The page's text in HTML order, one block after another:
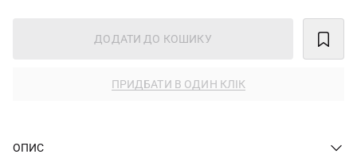
ДОДАТИ ДО КОШИКУ
ПРИДБАТИ В ОДИН КЛІК
ОПИС